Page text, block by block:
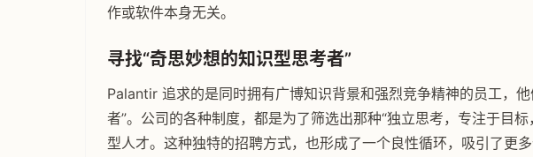
作或软件本身无关。
寻找“奇思妙想的知识型思考者”
Palantir 追求的是同时拥有广博知识背景和强烈竞争精神的员工，
者”。公司的各种制度，都是为了筛选出那种“独立思考，专注于目
型人才。这种独特的招聘方式，也形成了一个良性循环，吸引了更多